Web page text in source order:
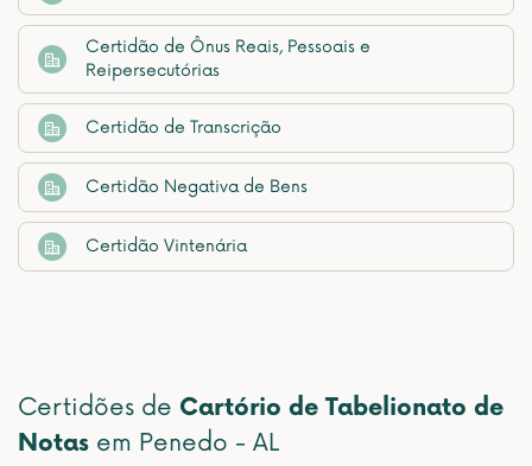
Certidão de Ônus Reais, Pessoais e
Reipersecutórias
Certidão de Transcrição
Certidão Negativa de Bens
Certidão Vintenária
Certidões de Cartório de Tabelionato de
Notas em Penedo - AL